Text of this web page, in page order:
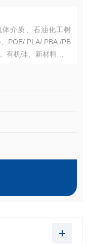
介质、石油化工树
POE/ PLA/ PBA /PB
有机硅、新材料、光
油、胶水、乳胶、